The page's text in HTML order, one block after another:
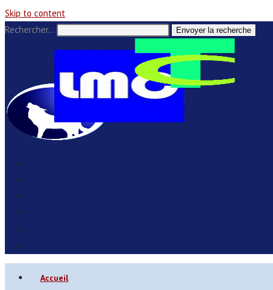
Skip to content
Rechercher…
Envoyer la recherche
Accueil